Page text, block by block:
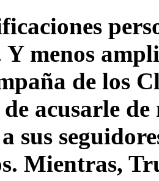
Y menos
de los
acusarle
sus
Mientras,